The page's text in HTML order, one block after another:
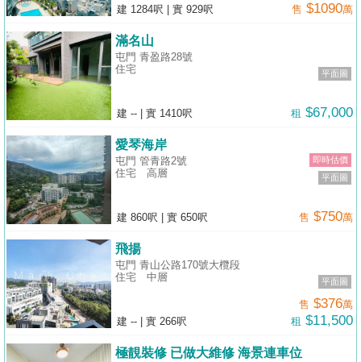
建 1284呎 實 929呎 售 $1090萬
平面圖
滿名山
屯門 青盈路28號
住宅
建 -- 實 1410呎 租 $67,000
即時估價
平面圖
愛琴海岸
屯門 管青路2號
住宅
高層
建 860呎 實 650呎 售 $750萬
平面圖
飛揚
屯門 青山公路170號大欖段
住宅
中層
建 -- 實 266呎
售 $376萬
租 $11,500
極靚裝修 已做大維修 海景連車位